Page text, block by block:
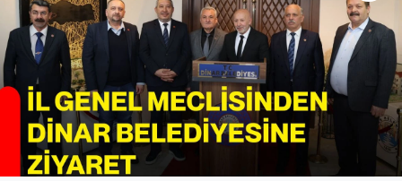
11:11 MANŞET